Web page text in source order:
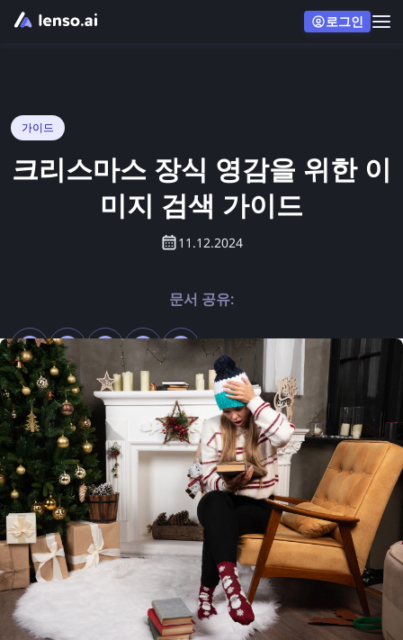
로그인
가이드
크리스마스 장식 영감을 위한 이
미지 검색 가이드
11.12.2024
문서 공유: